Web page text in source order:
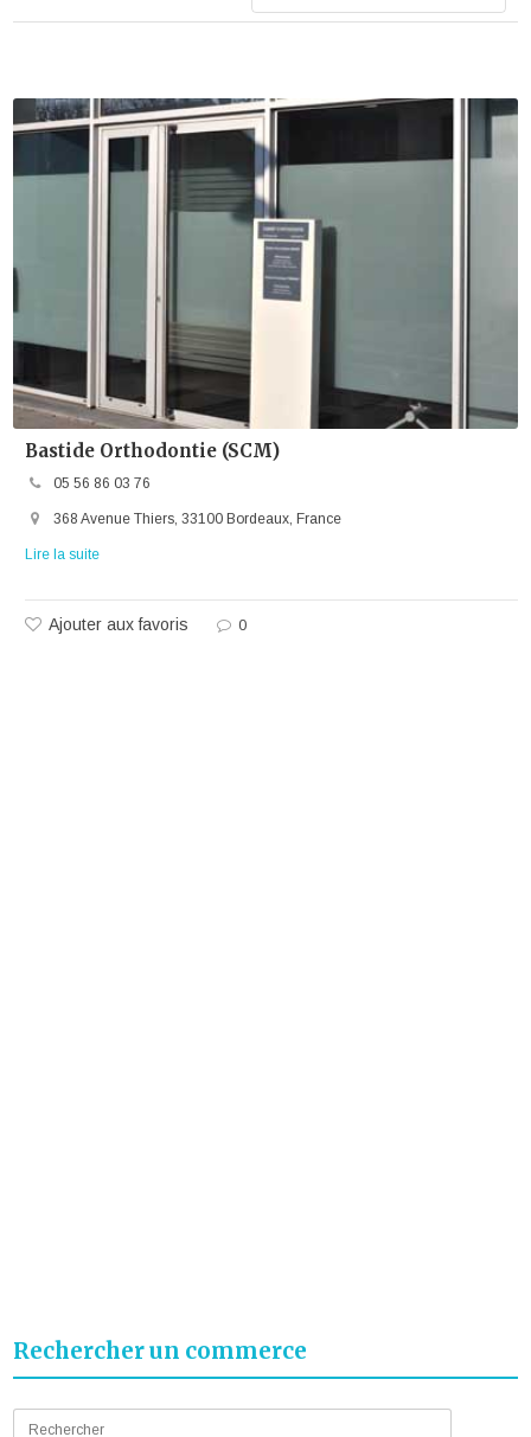
Bastide Orthodontie (SCM)
05 56 86 03 76
368 Avenue Thiers, 33100 Bordeaux, France
Lire la suite
Ajouter aux favoris 0
Rechercher un commerce